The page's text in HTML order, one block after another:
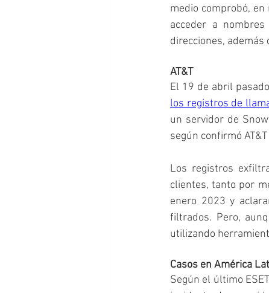
medio comprobó,
acceder a
direcciones,
AT&T
El 19 de abril
los registros de
un servidor de
según confirmó
Los registros
clientes, tanto por
enero 2023 y
filtrados. Pero,
utilizando
Casos en América
Según el último